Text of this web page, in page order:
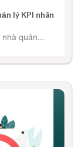
lý KPI nhân
quản...